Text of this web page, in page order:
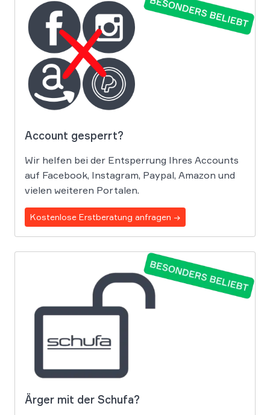
Account gesperrt?
Wir helfen bei der Entsperrung Ihres Accounts
auf Facebook, Instagram, Paypal, Amazon und
vielen weiteren Portalen.
Kostenlose Erstberatung anfragen →
Ärger mit der Schufa?